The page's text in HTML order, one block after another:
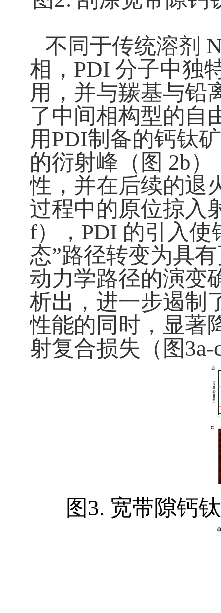
不同于传统溶剂
相， PDI 分子中独
用，并与羰基与铅
了中间相构型的自
用PDI制备的钙钛
的衍射峰（图 2b
性，并在后续的退
过程中的原位掠入
f）， PDI 的引入使
态”路径转变为具
动力学路径的演变
析出，进一步遏制
性能的同时，显著
射复合损失（图 3a-
图 3. 宽带隙钙